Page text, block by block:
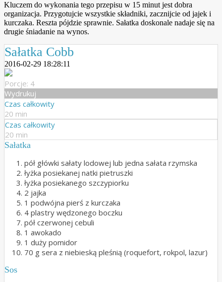
Kluczem do wykonania tego przepisu w 15 minut jest dobra
organizacja. Przygotujcie wszystkie składniki, zacznijcie od jajek i
kurczaka. Reszta pójdzie sprawnie. Sałatka doskonale nadaje się na
drugie śniadanie na wynos.
Sałatka Cobb
2016-02-29 18:28:11
Porcje: 4
Wydrukuj
Czas całkowity
20 min
Czas całkowity
20 min
Sałatka
pół główki sałaty lodowej lub jedna sałata rzymska
łyżka posiekanej natki pietruszki
łyżka posiekanego szczypiorku
2 jajka
1 podwójna pierś z kurczaka
4 plastry wędzonego boczku
pół czerwonej cebuli
1 awokado
1 duży pomidor
70 g sera z niebieską pleśnią (roquefort, rokpol, lazur)
Sos